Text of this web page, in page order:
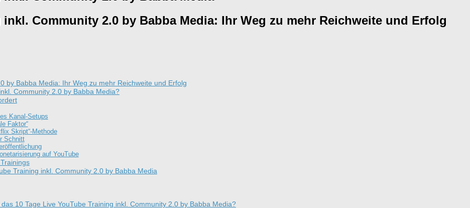
inkl. Community 2.0 by Babba Media: Ihr Weg zu mehr Reichweite und Erfolg
by Babba Media: Ihr Weg zu mehr Reichweite und Erfolg
Community 2.0 by Babba Media?
Kanal-Setups
Faktor“
Skript“-Methode
Schnitt
auf YouTube
Training inkl. Community 2.0 by Babba Media
10 Tage Live YouTube Training inkl. Community 2.0 by Babba Media?